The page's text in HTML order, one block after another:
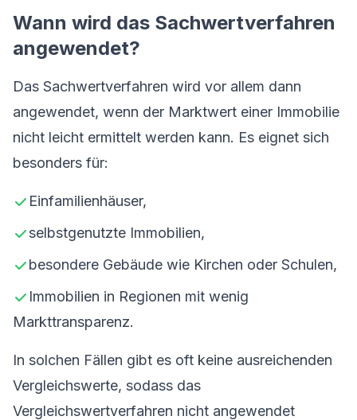
Wann wird das Sachwertverfahren
angewendet?
Das Sachwertverfahren wird vor allem dann
angewendet, wenn der Marktwert einer Immobilie
nicht leicht ermittelt werden kann. Es eignet sich
besonders für:
Einfamilienhäuser,
selbstgenutzte Immobilien,
besondere Gebäude wie Kirchen oder Schulen,
Immobilien in Regionen mit wenig
Markttransparenz.
In solchen Fällen gibt es oft keine ausreichenden
Vergleichswerte, sodass das
Vergleichswertverfahren nicht angewendet